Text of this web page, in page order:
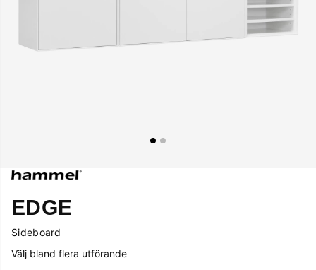
EDGE
Sideboard
Välj bland flera utförande